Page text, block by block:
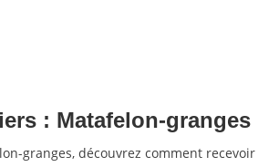
: Matafelon-granges
granges, découvrez comment recevoir